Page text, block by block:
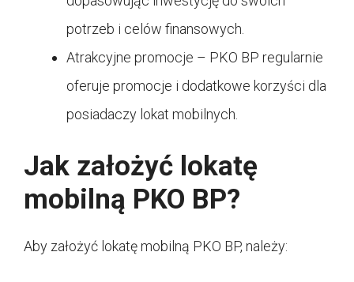
potrzeb i celów finansowych.
Atrakcyjne promocje – PKO BP regularnie
oferuje promocje i dodatkowe korzyści dla
posiadaczy lokat mobilnych.
Jak założyć lokatę
mobilną PKO BP?
Aby założyć lokatę mobilną PKO BP, należy: